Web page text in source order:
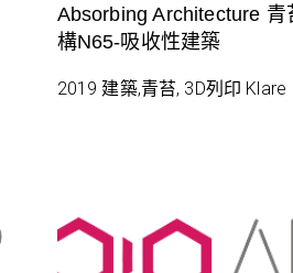
Absorbing Architecture 青
構N65-吸收性建築
2019 建築,青苔, 3D列印 Klare